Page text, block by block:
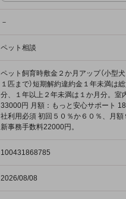
－
ペット相談
ペット飼育時敷金２か月アップ（小型
１匹まで）短期解約違約金１年未満は
分、１年以上２年未満は１か月分。室
33000円 月額：もっと安心サポート
社利用必須 初回５０％か６０％、月額
新事務手数料22000円。
100431868785
2026/08/08